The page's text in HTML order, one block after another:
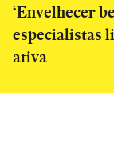
‘Envelhecer
especialistas
ativa